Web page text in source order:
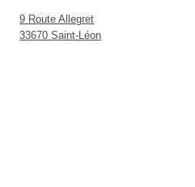
9 Route Allegret
33670 Saint-Léon